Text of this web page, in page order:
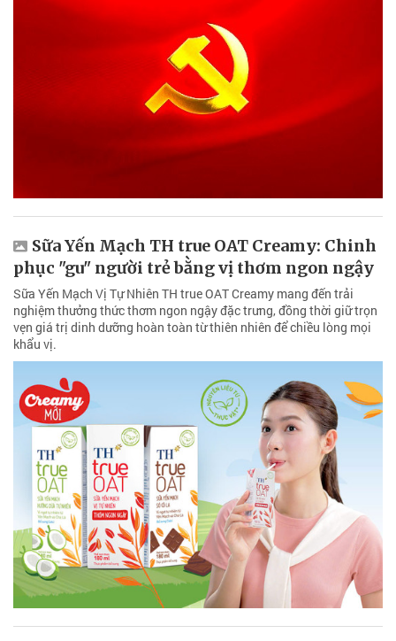
Sữa Yến Mạch TH true OAT Creamy: Chinh
phục "gu" người trẻ bằng vị thơm ngon ngậy
Sữa Yến Mạch Vị Tự Nhiên TH true OAT Creamy mang đến trải
nghiệm thưởng thức thơm ngon ngậy đặc trưng, đồng thời giữ trọn
vẹn giá trị dinh dưỡng hoàn toàn từ thiên nhiên để chiều lòng mọi
khẩu vị.